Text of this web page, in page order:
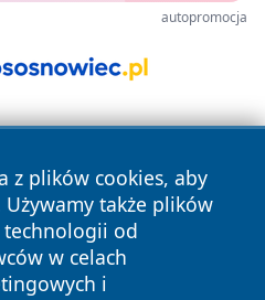
autopromocja
z plików cookies, aby
Używamy także plików
od
w celach
i
Wszystkie prawa